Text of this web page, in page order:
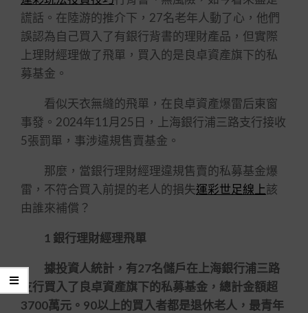
謊話。在陸游的推介下，27名老年人動了心，他們
誤認為自己買入了有銀行背書的理財產品，但實際
上理財經理做了飛單，買入的是良卓資產旗下的私
募基金。
看似天衣無縫的飛單，在良卓資產爆雷后東窗
事發。2024年11月25日，上海銀行浦三路支行接收
5張罰單，事涉違規售賣基金。
那麼，當銀行理財經理違規售賣的私募基金爆
雷，不符合買入前提的老人的損失運彩世足線上該
由誰來補償？
1 銀行理財經理飛單
據投資人統計，有27名儲戶在上海銀行浦三路
支行買入了良卓資產旗下的私募基金，總計金額超
3700萬元。90以上的買入者都是退休老人，最青年